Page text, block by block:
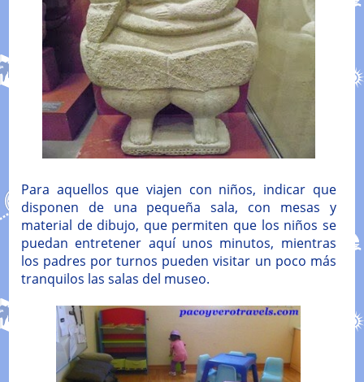
Para aquellos que viajen con niños, indicar que
disponen de una pequeña sala, con mesas y
material de dibujo, que permiten que los niños se
puedan entretener aquí unos minutos, mientras
los padres por turnos pueden visitar un poco más
tranquilos las salas del museo.